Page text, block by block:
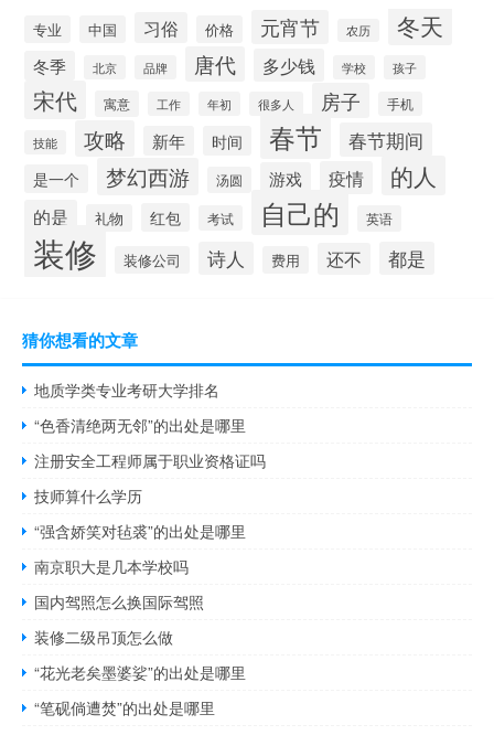
专业 中国 习俗 价格 元宵节 农历 冬天
冬季 北京 品牌 唐代 多少钱 学校 孩子
宋代 寓意 工作 年初 很多人 房子 手机
技能 攻略 新年 时间 春节 春节期间
是一个 梦幻西游 汤圆 游戏 疫情 的人
的是 礼物 红包 考试 自己的 英语
装修 装修公司 诗人 费用 还不 都是
猜你想看的文章
地质学类专业考研大学排名
“色香清绝两无邻”的出处是哪里
注册安全工程师属于职业资格证吗
技师算什么学历
“强含娇笑对毡裘”的出处是哪里
南京职大是几本学校吗
国内驾照怎么换国际驾照
装修二级吊顶怎么做
“花光老矣墨婆娑”的出处是哪里
“笔砚倘遭焚”的出处是哪里